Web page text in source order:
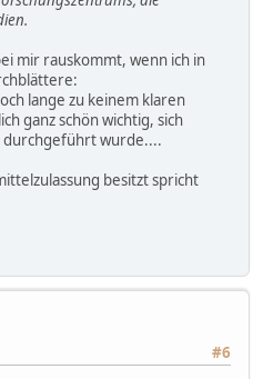
mir rauskommt, wenn ich in
lange zu keinem klaren
ganz schön wichtig, sich
durchgeführt wurde....
besitzt spricht
#6